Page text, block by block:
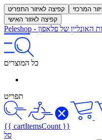
קפיצה לאיזור התפריט המרכזי
קפיצה לאזור האישי
Peleshop - האונליין של פלאפון
כל המוצרים
תפריט
{{ cartItemsCount }}
סל